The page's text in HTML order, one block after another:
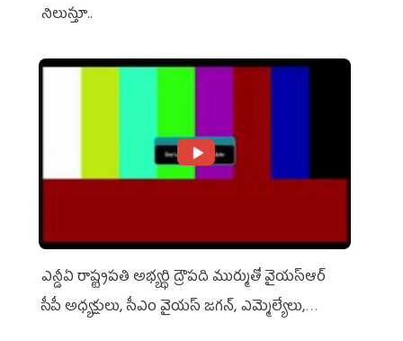
నిలుస్తూ..
ఎన్డీఏ రాష్ట్ర‌ప‌తి అభ్య‌ర్థి ద్రౌప‌ది ముర్ముతో వైయ‌స్ఆర్
సీపీ అధ్య‌క్షులు, సీఎం వైయ‌స్ జ‌గ‌న్, ఎమ్మెల్యేలు,